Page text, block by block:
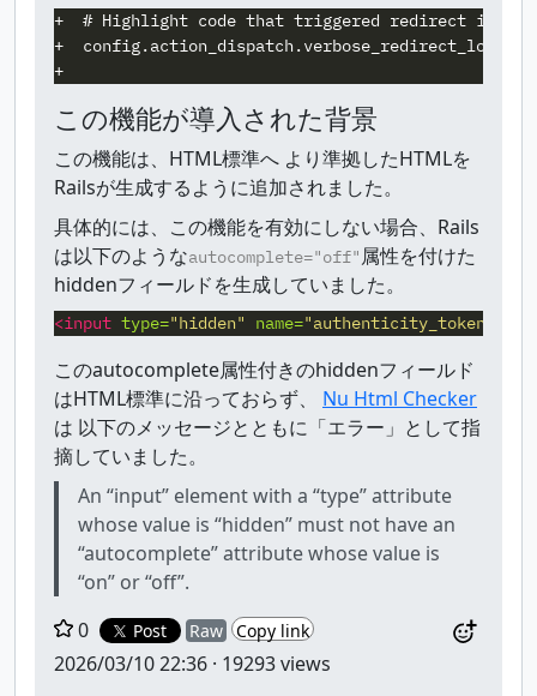
+  # Highlight code that triggered redirect in
+  config.action_dispatch.verbose_redirect_logs =
この機能が導入された背景
この機能は、HTML標準へ より準拠したHTMLを
Railsが生成するように追加されました。
具体的には、この機能を有効にしない場合、Rails
は以下のようなautocomplete="off" 属性を付けた
hiddenフィールドを生成していました。
<input type="hidden" name="authenticity_token"
このautocomplete属性付きのhiddenフィールド
はHTML標準に沿っておらず、 Nu Html Checker
は 以下のメッセージとともに「エラー」として指
摘していました。
An “input” element with a “type” attribute
whose value is “hidden” must not have an
“autocomplete” attribute whose value is
“on” or “off”.
0
Post Raw Copy link
2026/03/10 22:36 · 19293 views